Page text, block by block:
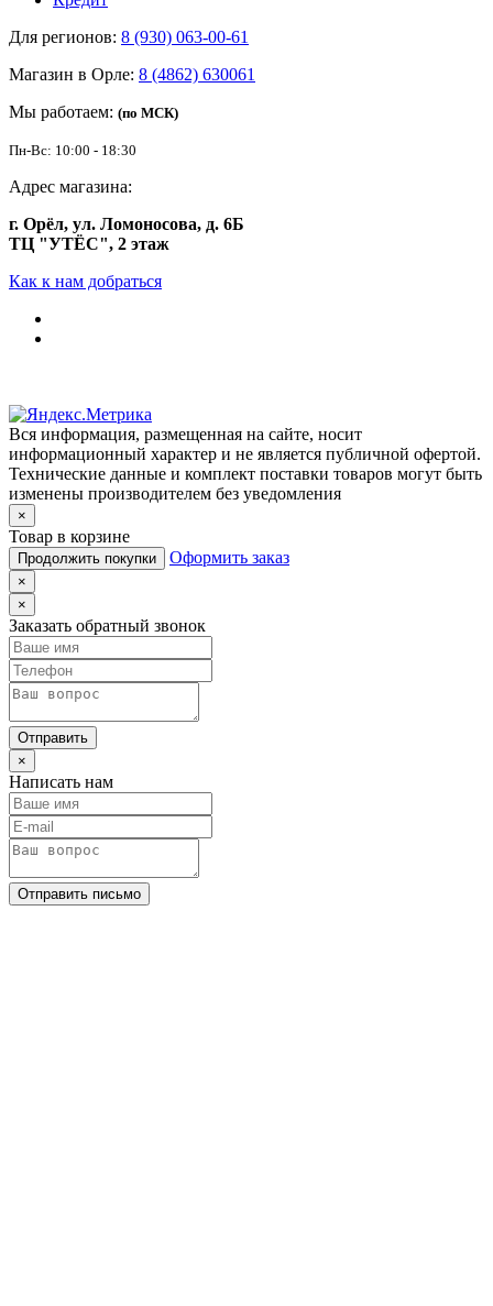
Для регионов: 8 (930) 063-00-61
Магазин в Орле: 8 (4862) 630061
Мы работаем: (по МСК)
Пн-Вс: 10:00 - 18:30
Адрес магазина:
г. Орёл, ул. Ломоносова, д. 6Б
ТЦ "УТЁС", 2 этаж
Как к нам добраться
Вся информация, размещенная на сайте, носит
информационный характер и не является публичной офертой.
Технические данные и комплект поставки товаров могут быть
изменены производителем без уведомления
×
Товар в корзине
Продолжить покупки Оформить заказ
×
×
Заказать обратный звонок
Отправить
×
Написать нам
Отправить письмо